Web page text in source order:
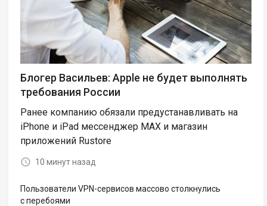
Блогер Васильев: Apple не будет выполнять
требования России
Ранее компанию обязали предустанавливать на
iPhone и iPad мессенджер MAX и магазин
приложений Rustore
10 минут назад
Пользователи VPN-сервисов массово столкнулись
с перебоями